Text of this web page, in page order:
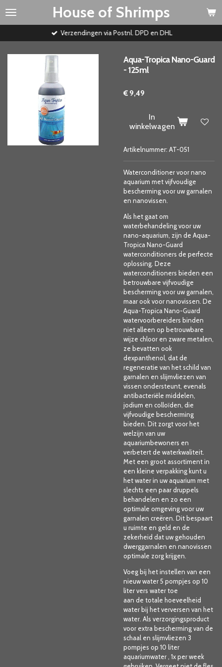
Ga
House of Shrimps
Verzendingen via Postnl. DPD en DHL
Aqua-Tropica Nano-Guard
- 125ml
€ 9,49
In
winkelwagen
Artikelnummer: AT-051
Waterconditioner voor nano
aquarium met vijfvoudige
bescherming voor uw garnalen
en nanovissen.
Als het gaat om
waterbehandeling voor uw
nano-aquarium, zijn de Aqua-
Tropica Nano-Guard
waterconditioners de perfecte
oplossing. Deze
waterconditioners bieden een
betrouwbare vijfvoudige
bescherming voor uw garnalen,
maar ook voor nanovissen. De
Aqua-Tropica Nano-Guard
watervoorbereiders binden
niet alleen op betrouwbare
wijze chloor en zware metalen,
ze bevatten ook
dexpanthenol, dat de
regeneratie van het schild van
garnalen en slijmvliezen van
vissen ondersteunt, evenals
antibacteriële middelen,
jodium en colloïden, die
vijfvoudige bescherming
bieden. Dit zorgt voor het
welzijn van uw
aquariumbewoners en
verbetert de waterkwaliteit.
Met een groot assortiment in
een kleine verpakking kunt u
het water in uw aquarium met
slechts een paar druppels
behandelen en zo een
optimale omgeving voor uw
garnalen creëren. Dit bespaart
u ruimte en geld en de
zekerheid dat uw gehouden
dwerggarnalen en nanovissen
optimale zorg krijgen.
Voeg bij het instellen van een
nieuw water 5 pompjes op 10
liter vers water toe
aan de totale hoeveelheid
water bij het verversen van het
water. Als verzorgingsproduct
voor extra bescherming van de
schaal en slijmvliezen 3
pompjes op 10 liter
aquariumwater , 1x per week